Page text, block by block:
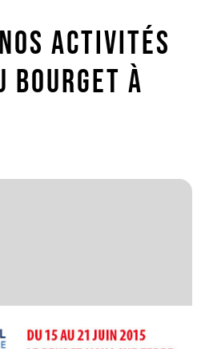
activités
Bourget à